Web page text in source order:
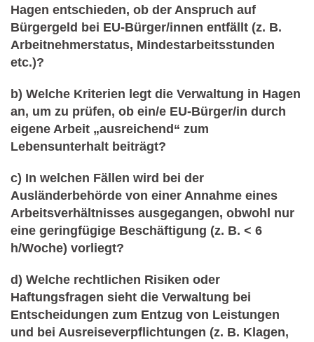
Hagen entschieden, ob der Anspruch auf
Bürgergeld bei EU-Bürger/innen entfällt (z. B.
Arbeitnehmerstatus, Mindestarbeitsstunden
etc.)?
b) Welche Kriterien legt die Verwaltung in Hagen
an, um zu prüfen, ob ein/e EU-Bürger/in durch
eigene Arbeit „ausreichend“ zum
Lebensunterhalt beiträgt?
c) In welchen Fällen wird bei der
Ausländerbehörde von einer Annahme eines
Arbeits­verhältnisses ausgegangen, obwohl nur
eine geringfügige Beschäftigung (z. B. < 6
h/Woche) vorliegt?
d) Welche rechtlichen Risiken oder
Haftungsfragen sieht die Verwaltung bei
Entscheidungen zum Entzug von Leistungen
und bei Ausreiseverpflichtungen (z. B. Klagen,